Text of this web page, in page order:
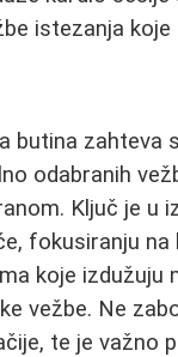
istezanja koje
butina zahteva
odabranih
Ključ je u
fokusiranju na
koje izdužuju
vežbe. Ne
te je važno